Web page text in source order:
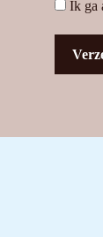
Ik ga